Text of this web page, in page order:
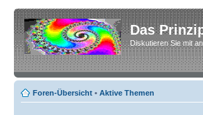
Das
Diskutieren Sie mit
Foren-Übersicht • Aktive Themen